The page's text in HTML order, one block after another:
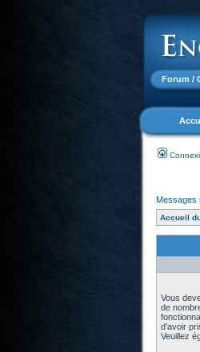
Forum /
Messages
Accueil
Vous
de
d’avoir
Veuillez